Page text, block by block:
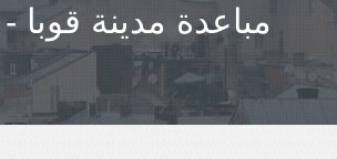
مباعدة مدينة قوبا